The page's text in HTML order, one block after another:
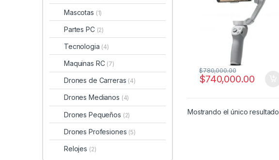
$740,000.00
$780,000.00
Mostrando el único resultado
Mascotas (1)
Partes PC (2)
Tecnologia (4)
Maquinas RC (7)
Drones de Carreras (4)
Drones Medianos (4)
Drones Pequeños (2)
Drones Profesiones (5)
Relojes (2)